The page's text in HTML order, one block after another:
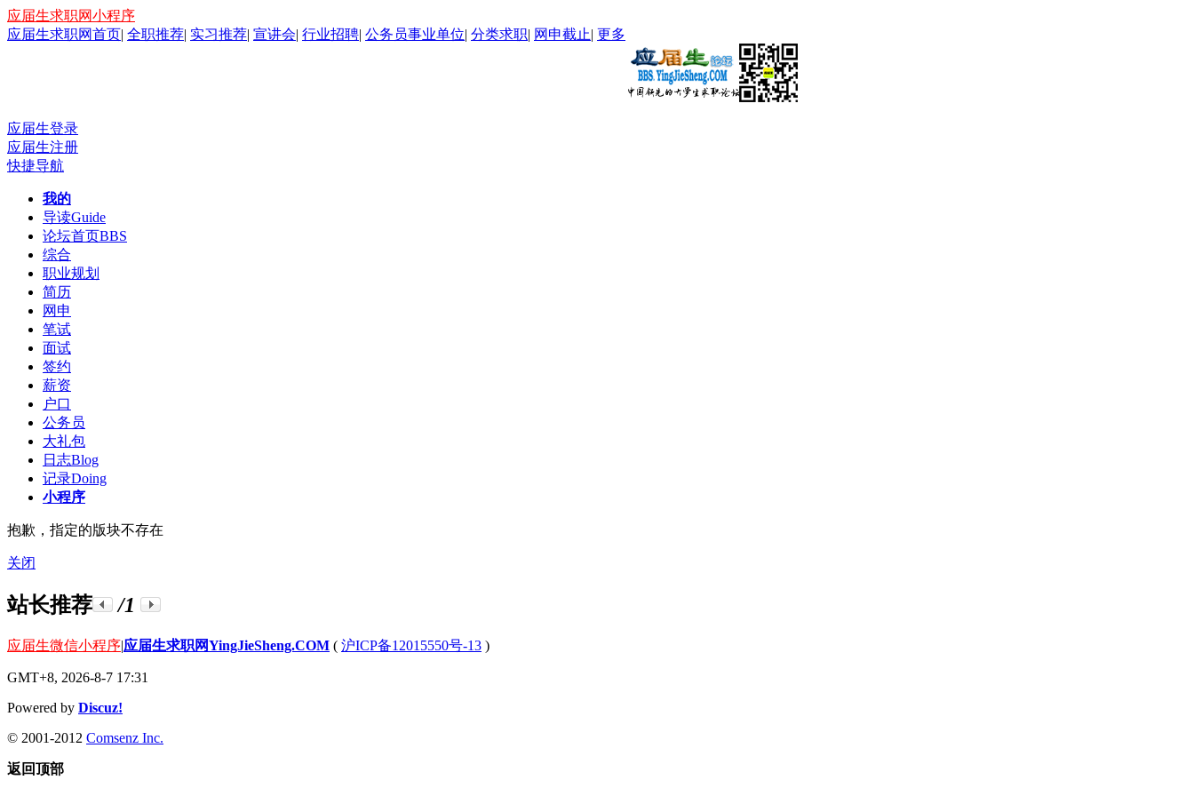
应届生求职网小程序
应届生求职网首页| 全职推荐| 实习推荐| 宣讲会| 行业招聘| 公务员事业单位| 分类求职| 网申截止| 更多
应届生登录
应届生注册
快捷导航
我的
导读Guide
论坛首页BBS
综合
职业规划
简历
网申
笔试
面试
签约
薪资
户口
公务员
大礼包
日志Blog
记录Doing
小程序
抱歉，指定的版块不存在
关闭
站长推荐 /1
应届生微信小程序|应届生求职网YingJieSheng.COM ( 沪ICP备12015550号-13 )
GMT+8, 2026-8-7 17:31
Powered by Discuz!
© 2001-2012 Comsenz Inc.
返回顶部